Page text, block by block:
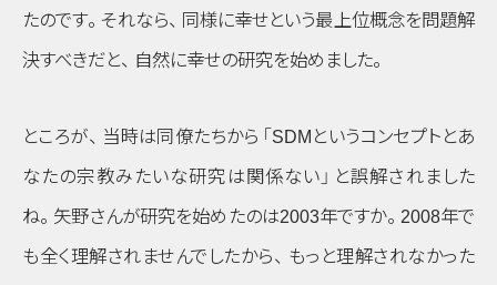
たのです。 それなら、
同様に幸せという最上位概念を問題解
決すべきだと、 自然に幸せの研究を始めました。
ところが、 当時は同僚たちから 「SDMというコンセプトとあ
なたの宗教みたいな研究は関係ない」 と誤解されました
ね。 矢野さんが研究を始めたのは2003年ですか。 2008年で
も全く理解されませんでしたから、 もっと理解されなかった